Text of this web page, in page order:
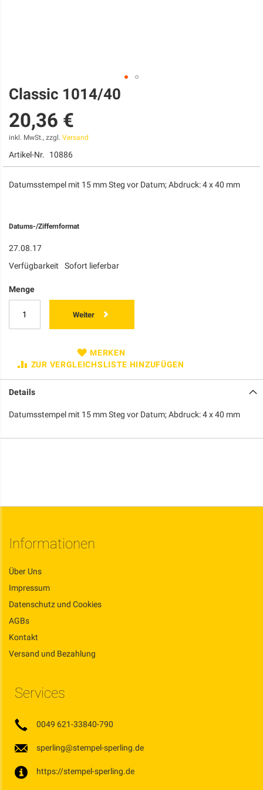
Zum
Anfang
der
Bildgalerie
springen
Classic 1014/40
20,36 €
inkl. MwSt., zzgl. Versand
Artikel-Nr. 10886
Datumsstempel mit 15 mm Steg vor Datum; Abdruck: 4 x 40 mm
Datums-/Ziffernformat
27.08.17
Verfügbarkeit
Sofort lieferbar
Menge
Weiter
MERKEN
ZUR VERGLEICHSLISTE HINZUFÜGEN
Details
Datumsstempel mit 15 mm Steg vor Datum; Abdruck: 4 x 40 mm
Informationen
Über Uns
Impressum
Datenschutz und Cookies
AGBs
Kontakt
Versand und Bezahlung
Services
0049 621-33840-790
sperling@stempel-sperling.de
https://stempel-sperling.de